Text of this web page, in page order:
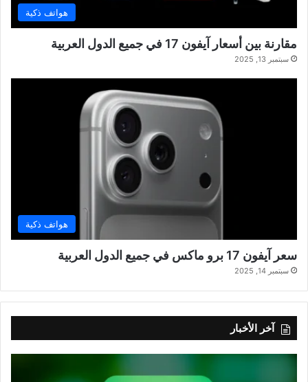
هواتف ذكية
مقارنة بين أسعار آيفون 17 في جميع الدول العربية
سبتمبر 13, 2025
هواتف ذكية
سعر آيفون 17 برو ماكس في جميع الدول العربية
سبتمبر 14, 2025
آخر الأخبار